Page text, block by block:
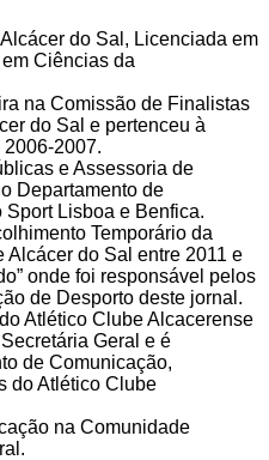
do Sal, Licenciada em
Ciências da
na Comissão de Finalistas
do Sal e pertenceu à
2007.
e Assessoria de
Departamento de
Sport Lisboa e Benfica.
Temporário da
do Sal entre 2011 e
onde foi responsável pelos
de Desporto deste jornal.
Atlético Clube Alcacerense
Geral e é
de Comunicação,
do Atlético Clube
na Comunidade